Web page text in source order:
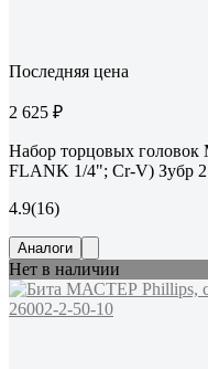
Последняя цена
2 625 ₽
Набор торцовых
FLANK 1/4"; Cr-V) Зубр
4.9(16)
Аналоги
Нет в наличии